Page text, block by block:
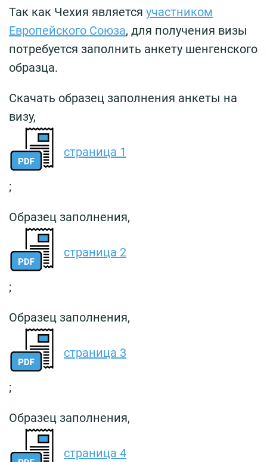
Так как Чехия является участником
Европейского Союза, для получения визы
потребуется заполнить анкету шенгенского
образца.
Скачать образец заполнения анкеты на
визу,
страница 1
;
Образец заполнения,
страница 2
;
Образец заполнения,
страница 3
;
Образец заполнения,
страница 4